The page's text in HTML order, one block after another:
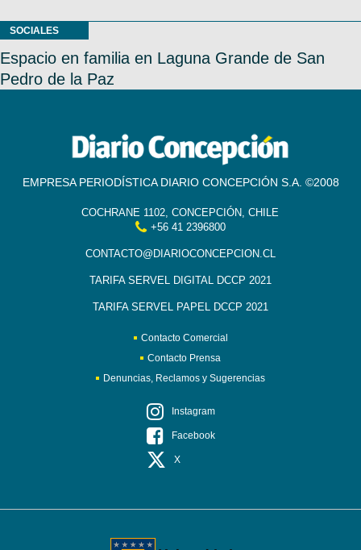
SOCIALES
Espacio en familia en Laguna Grande de San
Pedro de la Paz
EMPRESA PERIODÍSTICA DIARIO CONCEPCIÓN S.A. ©2008
COCHRANE 1102, CONCEPCIÓN, CHILE
+56 41 2396800
CONTACTO@DIARIOCONCEPCION.CL
TARIFA SERVEL DIGITAL DCCP 2021
TARIFA SERVEL PAPEL DCCP 2021
Contacto Comercial
Contacto Prensa
Denuncias, Reclamos y Sugerencias
Instagram
Facebook
X